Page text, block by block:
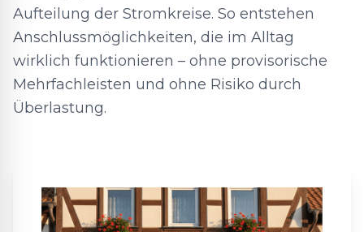
Aufteilung der Stromkreise. So entstehen
Anschlussmöglichkeiten, die im Alltag
wirklich funktionieren – ohne provisorische
Mehrfachleisten und ohne Risiko durch
Überlastung.